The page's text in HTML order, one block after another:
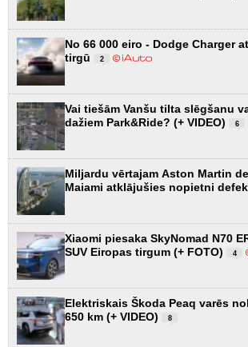
No 66 000 eiro - Dodge Charger
tirgū
2
Vai tiešām Vanšu tilta slēgšanu
dažiem Park&Ride? (+ VIDEO)
6
Miljardu vērtajam Aston Martin
Maiami atklājušies nopietni
Xiaomi piesaka SkyNomad N70
SUV Eiropas tirgum (+ FOTO)
4
Elektriskais Škoda Peaq varēs
650 km (+ VIDEO)
8